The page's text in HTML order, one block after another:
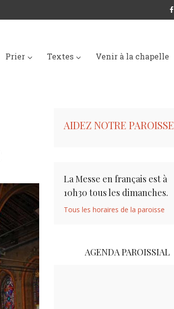
Prier Textes Venir à la chapelle
AIDEZ NOTRE PAROISSE
La Messe en français est à
10h30 tous les dimanches.
Tous les horaires de la paroisse
AGENDA PAROISSIAL